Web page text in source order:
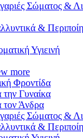
Σώματος &
&
Υγιεινή
more
Φροντίδα
την Γυναίκα
τον Άνδρα
Σώματος &
&